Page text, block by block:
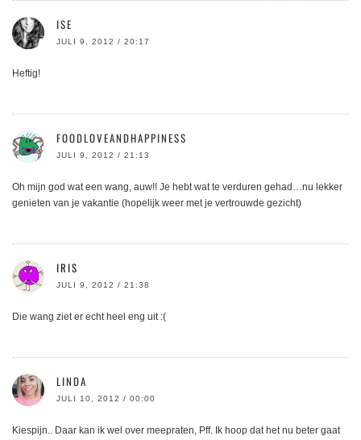
ISE
JULI 9, 2012 / 20:17
Heftig!
FOODLOVEANDHAPPINESS
JULI 9, 2012 / 21:13
Oh mijn god wat een wang, auw!! Je hebt wat te verduren gehad…nu lekker
genieten van je vakantie (hopelijk weer met je vertrouwde gezicht)
IRIS
JULI 9, 2012 / 21:38
Die wang ziet er echt heel eng uit :(
LINDA
JULI 10, 2012 / 00:00
Kiespijn.. Daar kan ik wel over meepraten, Pff. Ik hoop dat het nu beter gaat